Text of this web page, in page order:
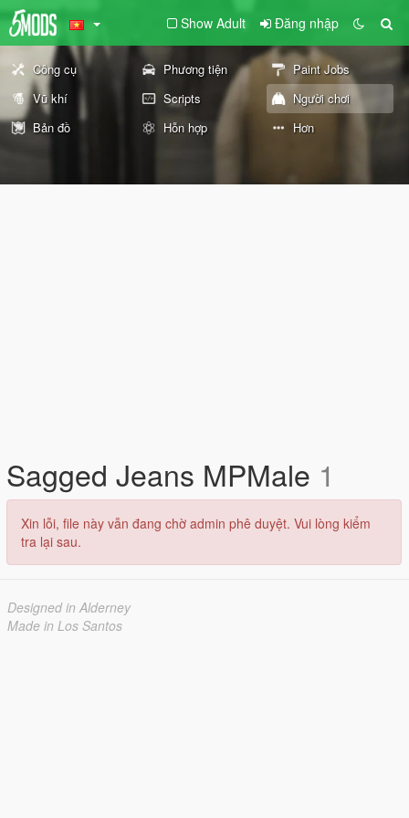
Show Adult Đăng nhập
Công cụ Phương tiện
Paint Jobs
Vũ khí
Scripts
Người chơi
Bản đồ
Hỗn hợp Hơn
Sagged Jeans MPMale 1
Xin lỗi, file này vẫn đang chờ admin phê duyệt. Vui lòng kiểm
tra lại sau.
Designed in Alderney
Made in Los Santos